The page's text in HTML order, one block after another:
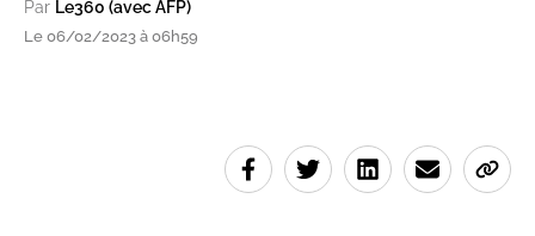
Par Le360 (avec AFP)
Le 06/02/2023 à 06h59